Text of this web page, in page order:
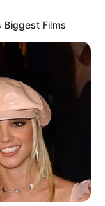
Biggest Films